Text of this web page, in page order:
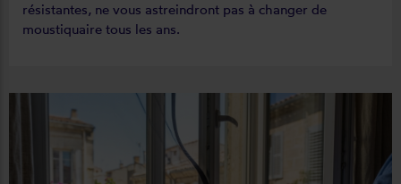
résistantes, ne vous astreindront pas à changer de
moustiquaire tous les ans.